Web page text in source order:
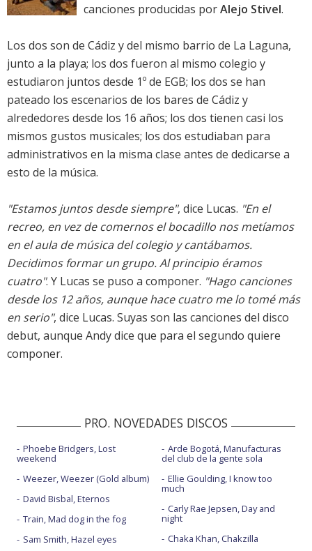
canciones producidas porAlejo Stivel.
Los dos son de Cádiz y del mismo barrio de La Laguna,
junto a la playa; los dos fueron al mismo colegio y
estudiaron juntos desde 1º de EGB; los dos se han
pateado los escenarios de los bares de Cádiz y
alrededores desde los 16 años; los dos tienen casi los
mismos gustos musicales; los dos estudiaban para
administrativos en la misma clase antes de dedicarse a
esto de la música.
"Estamos juntos desde siempre", dice Lucas. "En el
recreo, en vez de comernos el bocadillo nos metíamos
en el aula de música del colegio y cantábamos.
Decidimos formar un grupo. Al principio éramos
cuatro". Y Lucas se puso a componer. "Hago canciones
desde los 12 años, aunque hace cuatro me lo tomé más
en serio", dice Lucas. Suyas son las canciones del disco
debut, aunque Andy dice que para el segundo quiere
componer.
PRO. NOVEDADES DISCOS
Phoebe Bridgers, Lost
weekend
Weezer, Weezer (Gold album)
David Bisbal, Eternos
Train, Mad dog in the fog
Sam Smith, Hazel eyes
Arde Bogotá, Manufacturas
del club de la gente sola
Ellie Goulding, I know too
much
Carly Rae Jepsen, Day and
night
Chaka Khan, Chakzilla